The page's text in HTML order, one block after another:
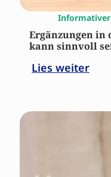
Informativer
Ergänzungen in
kann sinnvoll
Lies weiter